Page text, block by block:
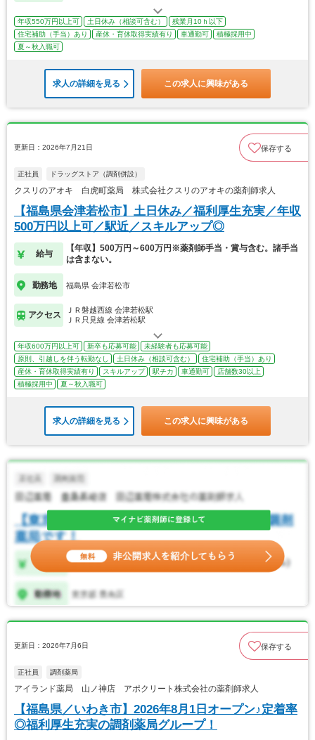
年収550万円以上可 土日休み（相談可含む）
残業月10ｈ以下
住宅補助（手当）あり
産休・育休取得実績有り 車通勤可
積極採用中
夏～秋入職可
求人の詳細を見る この求人に興味がある
更新日：2026年7月21日 保存する
正社員 ドラッグストア（調剤併設）
クスリのアオキ 白虎町薬局 株式会社クスリのアオキの薬剤師求人
【福島県会津若松市】土日休み／福利厚生充実／年収
500万円以上可／駅近／スキルアップ◎
給与
【年収】500万円～600万円※薬剤師手当・賞与含む。諸手当
は含まない。
勤務地 福島県 会津若松市
アクセス
ＪＲ磐越西線 会津若松駅
ＪＲ只見線 会津若松駅
年収600万円以上可 新卒も応募可能
未経験者も応募可能
原則、引越しを伴う転勤なし
土日休み（相談可含む）
住宅補助（手当）あり
産休・育休取得実績有り
スキルアップ 駅チカ 車通勤可
店舗数30以上
積極採用中
夏～秋入職可
求人の詳細を見る この求人に興味がある
更新日：2026年7月6日 保存する
正社員 調剤薬局
アイランド薬局 山ノ神店 アポクリート株式会社の薬剤師求人
【福島県／いわき市】2026年8月1日オープン♪定着率
◎福利厚生充実の調剤薬局グループ！